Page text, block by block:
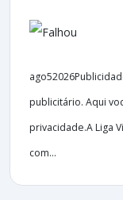
publicitário. Aqui
privacidade.A Liga
com...